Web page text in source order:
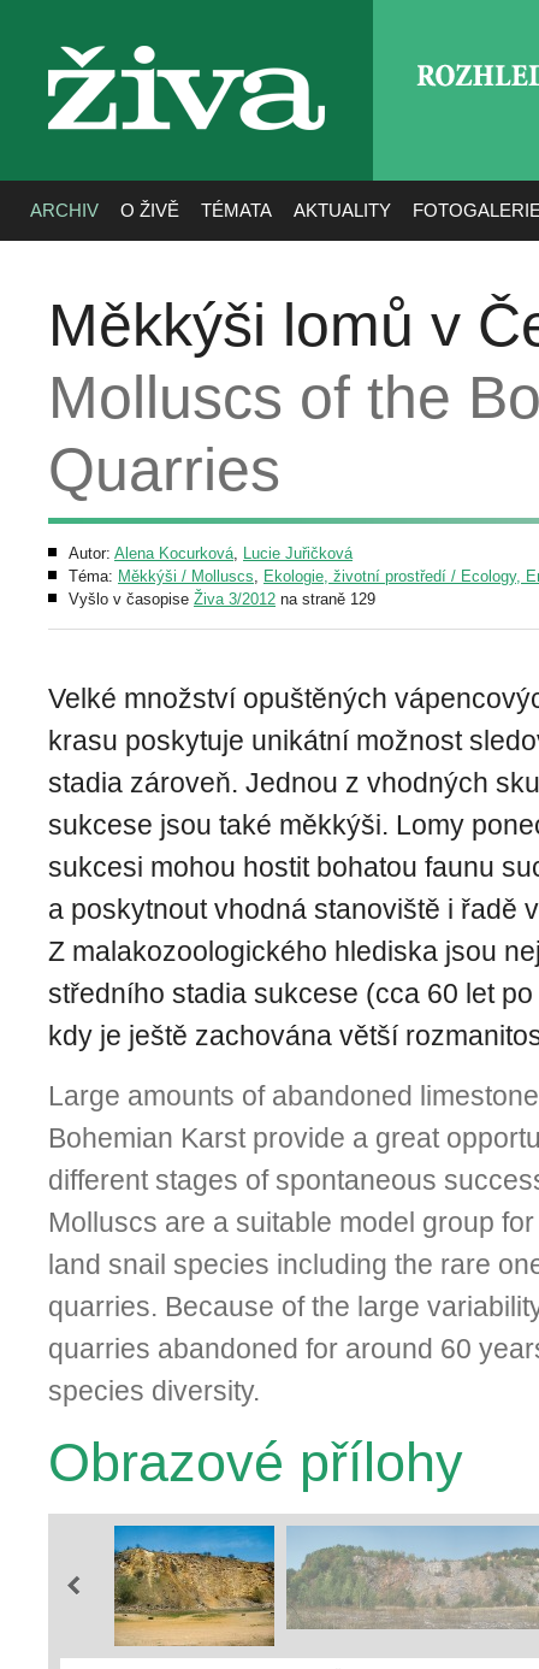
živa
ARCHIV O ŽIVĚ TÉMATA AKTUALITY
Měkkýši lomů v
Molluscs of the
Quarries
Autor: Alena Kocurková, Lucie Juřičková
Téma: Měkkýši / Molluscs, Ekologie, životní prostředí / Ecology,
Vyšlo v časopise Živa 3/2012 na straně 129
Velké množství opuštěných
krasu poskytuje unikátní možnost
stadia zároveň. Jednou z vhodných
sukcese jsou také měkkýši. Lomy
sukcesi mohou hostit bohatou faunu
a poskytnout vhodná stanoviště i řadě
Z malakozoologického hlediska jsou
středního stadia sukcese (cca 60 let
kdy je ještě zachována větší
Large amounts of abandoned
Bohemian Karst provide a great
different stages of spontaneous
Molluscs are a suitable model group
land snail species including the rare
quarries. Because of the large
quarries abandoned for around 60
species diversity.
Obrazové přílohy